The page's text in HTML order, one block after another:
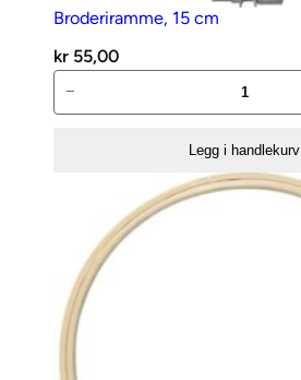
Broderiramme, 15 cm
kr 55,00
15
−
Legg i handlekurv